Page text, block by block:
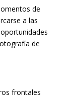
de
a las
de
frontales